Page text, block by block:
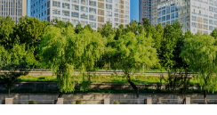
Hanoi